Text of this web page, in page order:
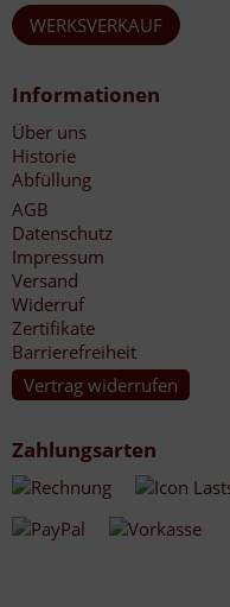
WERKSVERKAUF
Informationen
Über uns
Historie
Abfüllung
AGB
Datenschutz
Impressum
Versand
Widerruf
Zertifikate
Barrierefreiheit
Vertrag widerrufen
Zahlungsarten